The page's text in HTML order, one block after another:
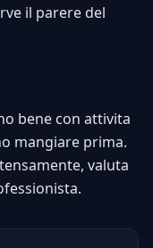
il parere del
bene con attivita
mangiare prima.
valuta